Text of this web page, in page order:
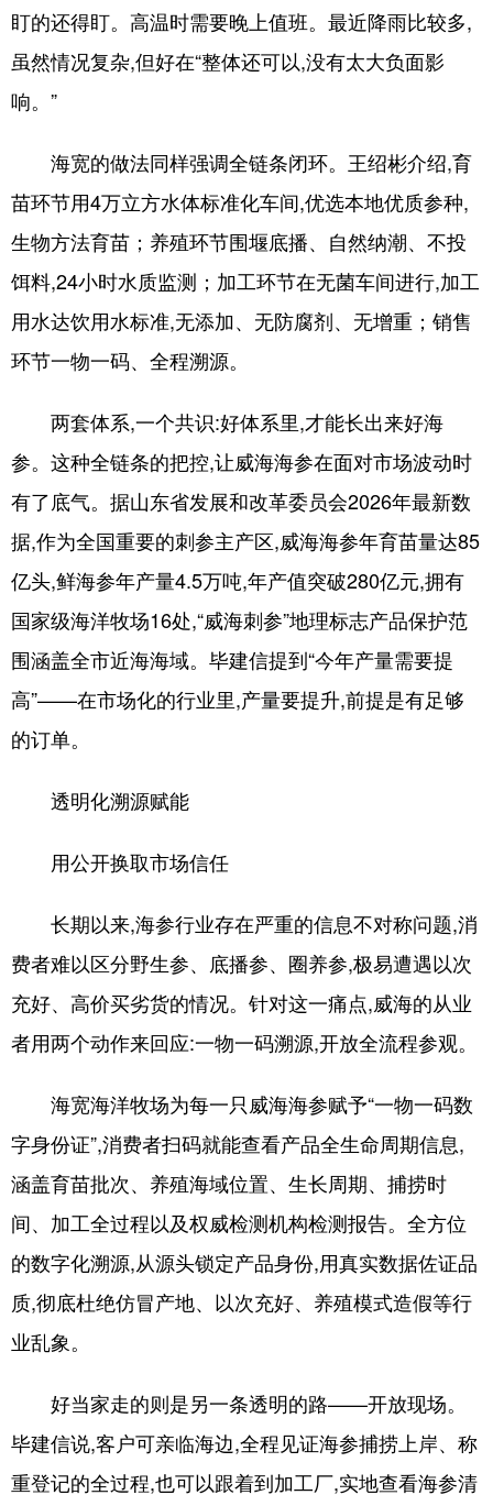
盯的还得盯。高温时需要晚上值班。最近降雨比较多,
虽然情况复杂,但好在“整体还可以,没有太大负面影
响。”
海宽的做法同样强调全链条闭环。王绍彬介绍,育
苗环节用4万立方水体标准化车间,优选本地优质参种,
生物方法育苗；养殖环节围堰底播、自然纳潮、不投
饵料,24小时水质监测；加工环节在无菌车间进行,加工
用水达饮用水标准,无添加、无防腐剂、无增重；销售
环节一物一码、全程溯源。
两套体系,一个共识:好体系里,才能长出来好海
参。这种全链条的把控,让威海海参在面对市场波动时
有了底气。据山东省发展和改革委员会2026年最新数
据,作为全国重要的刺参主产区,威海海参年育苗量达85
亿头,鲜海参年产量4.5万吨,年产值突破280亿元,拥有
国家级海洋牧场16处,“威海刺参”地理标志产品保护范
围涵盖全市近海海域。毕建信提到“今年产量需要提
高”——在市场化的行业里,产量要提升,前提是有足够
的订单。
透明化溯源赋能
用公开换取市场信任
长期以来,海参行业存在严重的信息不对称问题,消
费者难以区分野生参、底播参、圈养参,极易遭遇以次
充好、高价买劣货的情况。针对这一痛点,威海的从业
者用两个动作来回应:一物一码溯源,开放全流程参观。
海宽海洋牧场为每一只威海海参赋予“一物一码数
字身份证”,消费者扫码就能查看产品全生命周期信息,
涵盖育苗批次、养殖海域位置、生长周期、捕捞时
间、加工全过程以及权威检测机构检测报告。全方位
的数字化溯源,从源头锁定产品身份,用真实数据佐证品
质,彻底杜绝仿冒产地、以次充好、养殖模式造假等行
业乱象。
好当家走的则是另一条透明的路——开放现场。
毕建信说,客户可亲临海边,全程见证海参捕捞上岸、称
重登记的全过程,也可以跟着到加工厂,实地查看海参清